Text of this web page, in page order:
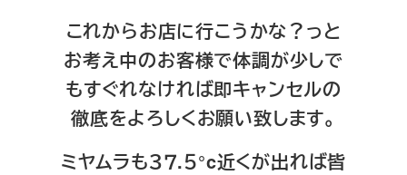
これからお店に行こうかな？っと
お考え中のお客様で体調が少しで
もすぐれなければ即キャンセルの
徹底をよろしくお願い致します。
ミヤムラも３７.５°c近くが出れば皆